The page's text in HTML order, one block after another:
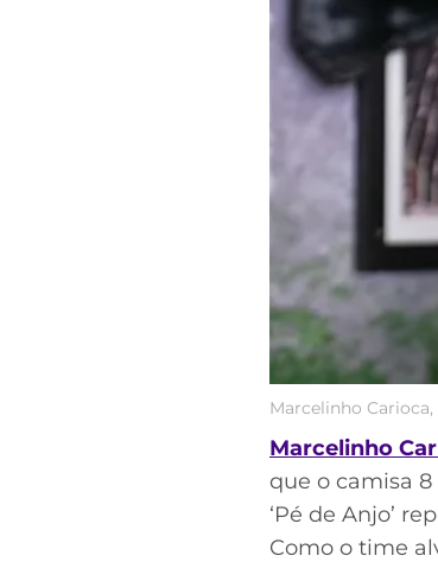
Marcelinho
Marcelinho
que o camisa
‘Pé de Anjo’
Como o time